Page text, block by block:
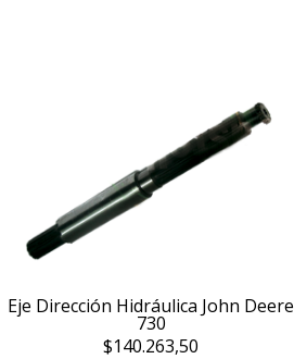
Eje Dirección Hidráulica John Deere
730
$140.263,50